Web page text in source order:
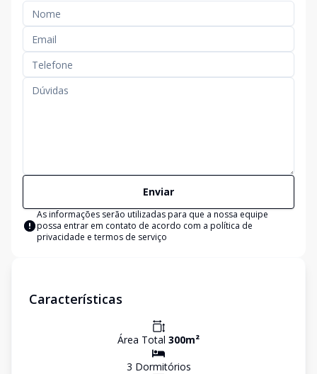
Enviar
As informações serão utilizadas para que a nossa equipe
possa entrar em contato de acordo com a política de
privacidade e termos de serviço
Características
Área Total 300m²
3 Dormitórios